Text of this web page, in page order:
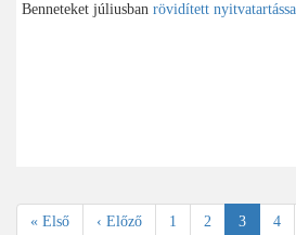
Benneteket júliusban rövidített nyitvatartássa
Oldalszámozás
Első
« Első
Előző
‹ Előző Oldal
1 Oldal
2
Jelenlegi
3 4